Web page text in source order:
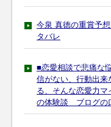
今泉 真徳の重賞予
タバレ
■恋愛相談で悲痛な
信がない、行動出来
る、そんな恋愛力マ
の体験談 ブログの